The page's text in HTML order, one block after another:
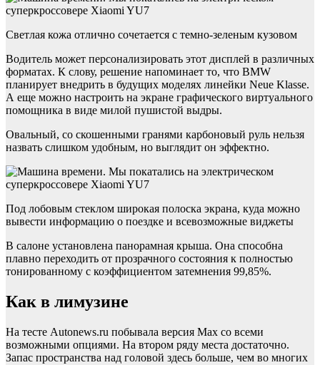
Светлая кожа отлично сочетается с темно-зеленым кузовом
Водитель может персонализировать этот дисплей в различных
форматах. К слову, решение напоминает то, что BMW
планирует внедрить в будущих моделях линейки Neue Klasse.
А еще можно настроить на экране графического виртуального
помощника в виде милой пушистой выдры.
Овальный, со скошенными гранями карбоновый руль нельзя
назвать слишком удобным, но выглядит он эффектно.
Под лобовым стеклом широкая полоска экрана, куда можно
вывести информацию о поездке и всевозможные виджеты
В салоне установлена панорамная крыша. Она способна
плавно переходить от прозрачного состояния к полностью
тонированному с коэффициентом затемнения 99,85%.
Как в лимузине
На тесте Autonews.ru побывала версия Мах со всеми
возможными опциями. На втором ряду места достаточно.
Запас пространства над головой здесь больше, чем во многих